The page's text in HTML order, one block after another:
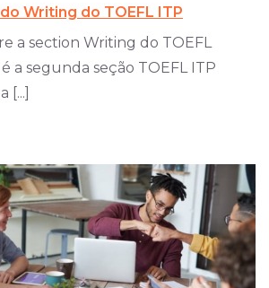
Writing do TOEFL ITP
a section Writing do TOEFL
a segunda seção TOEFL ITP
[...]